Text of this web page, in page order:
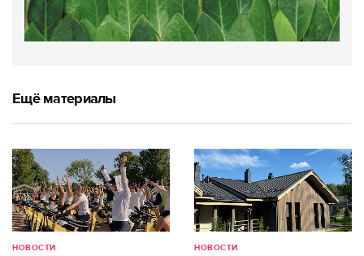
Ещё материалы
НОВОСТИ НОВОСТИ